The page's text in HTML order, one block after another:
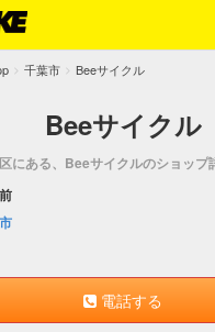
千葉市 Beeサイクル
Beeサイクル
にある、Beeサイクルのショップ
電話する